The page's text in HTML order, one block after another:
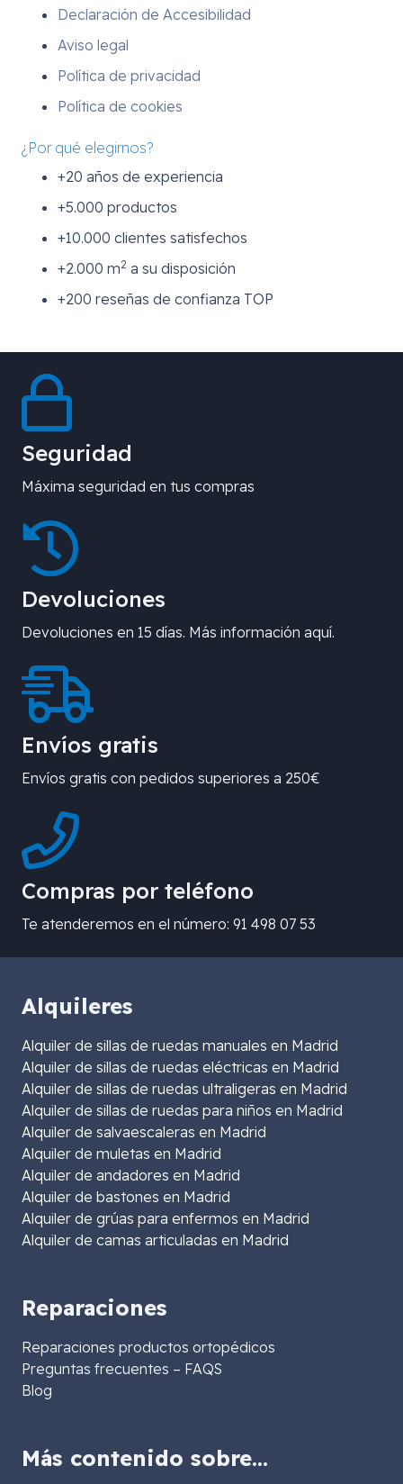
Declaración de Accesibilidad
Aviso legal
Política de privacidad
Política de cookies
¿Por qué elegirnos?
+20 años de experiencia
+5.000 productos
+10.000 clientes satisfechos
+2.000 m2 a su disposición
+200 reseñas de confianza TOP
Seguridad
Máxima seguridad en tus compras
Devoluciones
Devoluciones en 15 días. Más información aquí.
Envíos gratis
Envíos gratis con pedidos superiores a 250€
Compras por teléfono
Te atenderemos en el número: 91 498 07 53
Alquileres
Alquiler de sillas de ruedas manuales en Madrid
Alquiler de sillas de ruedas eléctricas en Madrid
Alquiler de sillas de ruedas ultraligeras en Madrid
Alquiler de sillas de ruedas para niños en Madrid
Alquiler de salvaescaleras en Madrid
Alquiler de muletas en Madrid
Alquiler de andadores en Madrid
Alquiler de bastones en Madrid
Alquiler de grúas para enfermos en Madrid
Alquiler de camas articuladas en Madrid
Reparaciones
Reparaciones productos ortopédicos
Preguntas frecuentes – FAQS
Blog
Más contenido sobre…